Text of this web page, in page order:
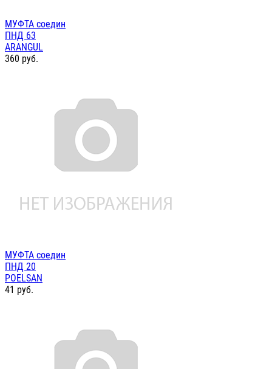
МУФТА соедин
ПНД 63
ARANGUL
360 руб.
МУФТА соедин
ПНД 20
POELSAN
41 руб.